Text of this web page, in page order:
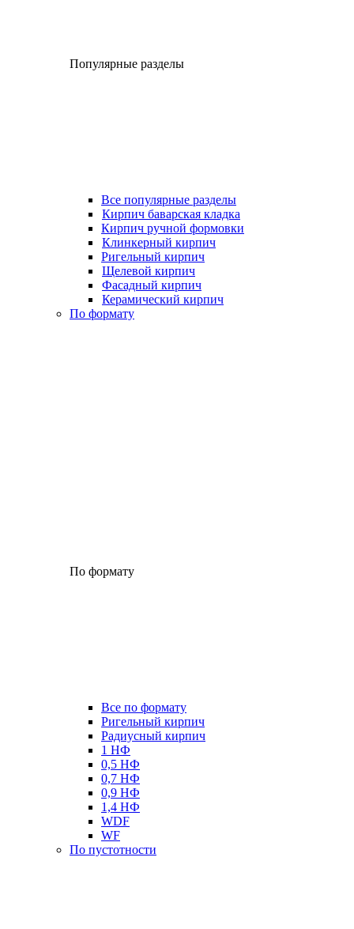
Популярные разделы
Все популярные разделы
Кирпич баварская кладка
Кирпич ручной формовки
Клинкерный кирпич
Ригельный кирпич
Щелевой кирпич
Фасадный кирпич
Керамический кирпич
По формату
По формату
Все по формату
Ригельный кирпич
Радиусный кирпич
1 НФ
0,5 НФ
0,7 НФ
0,9 НФ
1,4 НФ
WDF
WF
По пустотности